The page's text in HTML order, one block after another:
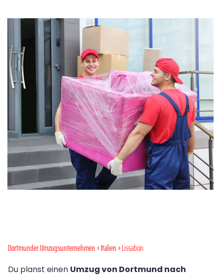
Dortmunder Umzugsunternehmen»Italien» Lissabon
Du planst einen Umzug von Dortmund nach